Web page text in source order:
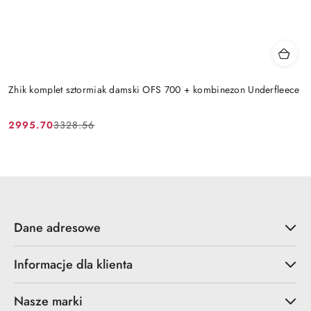
Zhik komplet sztormiak damski OFS 700 + kombinezon Underfleece
Cena
2995.70
Cena
3328.56
Dane adresowe
Informacje dla klienta
Nasze marki